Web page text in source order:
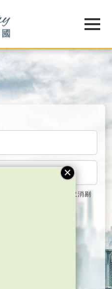
使用共用电脑，紧记取消剔